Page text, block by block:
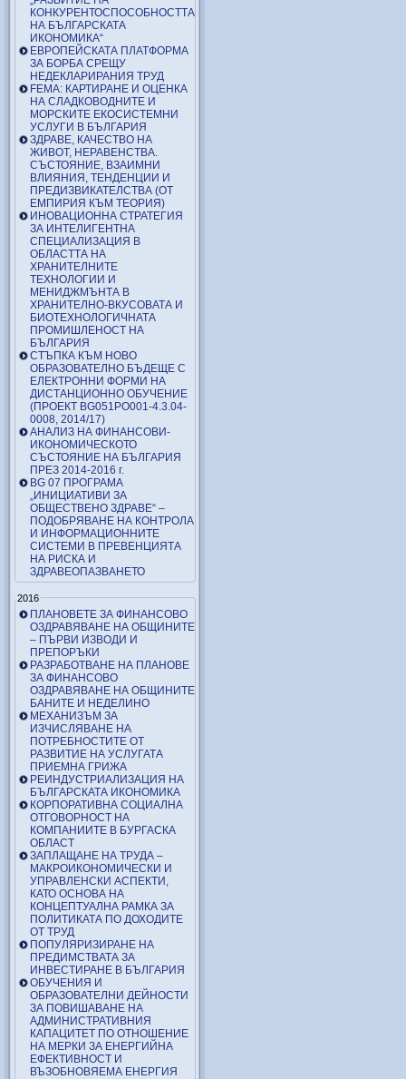
КОНКУРЕНТОСПОСОБНОСТТА
НА БЪЛГАРСКАТА
ИКОНОМИКА“
ЕВРОПЕЙСКАТА ПЛАТФОРМА
ЗА БОРБА СРЕЩУ
НЕДЕКЛАРИРАНИЯ ТРУД
FEMA: КАРТИРАНЕ И ОЦЕНКА
НА СЛАДКОВОДНИТЕ И
МОРСКИТЕ ЕКОСИСТЕМНИ
УСЛУГИ В БЪЛГАРИЯ
ЗДРАВЕ, КАЧЕСТВО НА
ЖИВОТ, НЕРАВЕНСТВА.
СЪСТОЯНИЕ, ВЗАИМНИ
ВЛИЯНИЯ, ТЕНДЕНЦИИ И
ПРЕДИЗВИКАТЕЛСТВА (ОТ
ЕМПИРИЯ КЪМ ТЕОРИЯ)
ИНОВАЦИОННА СТРАТЕГИЯ
ЗА ИНТЕЛИГЕНТНА
СПЕЦИАЛИЗАЦИЯ В
ОБЛАСТТА НА
ХРАНИТЕЛНИТЕ
ТЕХНОЛОГИИ И
МЕНИДЖМЪНТА В
ХРАНИТЕЛНО-ВКУСОВАТА И
БИОТЕХНОЛОГИЧНАТА
ПРОМИШЛЕНОСТ НА
БЪЛГАРИЯ
СТЪПКА КЪМ НОВО
ОБРАЗОВАТЕЛНО БЪДЕЩЕ С
ЕЛЕКТРОННИ ФОРМИ НА
ДИСТАНЦИОННО ОБУЧЕНИЕ
(ПРОЕКТ BG051PO001-4.3.04-
0008, 2014/17)
АНАЛИЗ НА ФИНАНСОВИ-
ИКОНОМИЧЕСКОТО
СЪСТОЯНИЕ НА БЪЛГАРИЯ
ПРЕЗ 2014-2016 г.
BG 07 ПРОГРАМА
„ИНИЦИАТИВИ ЗА
ОБЩЕСТВЕНО ЗДРАВЕ“ –
ПОДОБРЯВАНЕ НА КОНТРОЛА
И ИНФОРМАЦИОННИТЕ
СИСТЕМИ В ПРЕВЕНЦИЯТА
НА РИСКА И
ЗДРАВЕОПАЗВАНЕТО
2016
ПЛАНОВЕТЕ ЗА ФИНАНСОВО
ОЗДРАВЯВАНЕ НА ОБЩИНИТЕ
– ПЪРВИ ИЗВОДИ И
ПРЕПОРЪКИ
РАЗРАБОТВАНЕ НА ПЛАНОВЕ
ЗА ФИНАНСОВО
ОЗДРАВЯВАНЕ НА ОБЩИНИТЕ
БАНИТЕ И НЕДЕЛИНО
МЕХАНИЗЪМ ЗА
ИЗЧИСЛЯВАНЕ НА
ПОТРЕБНОСТИТЕ ОТ
РАЗВИТИЕ НА УСЛУГАТА
ПРИЕМНА ГРИЖА
РЕИНДУСТРИАЛИЗАЦИЯ НА
БЪЛГАРСКАТА ИКОНОМИКА
КОРПОРАТИВНА СОЦИАЛНА
ОТГОВОРНОСТ НА
КОМПАНИИТЕ В БУРГАСКА
ОБЛАСТ
ЗАПЛАЩАНЕ НА ТРУДА –
МАКРОИКОНОМИЧЕСКИ И
УПРАВЛЕНСКИ АСПЕКТИ,
КАТО ОСНОВА НА
КОНЦЕПТУАЛНА РАМКА ЗА
ПОЛИТИКАТА ПО ДОХОДИТЕ
ОТ ТРУД
ПОПУЛЯРИЗИРАНЕ НА
ПРЕДИМСТВАТА ЗА
ИНВЕСТИРАНЕ В БЪЛГАРИЯ
ОБУЧЕНИЯ И
ОБРАЗОВАТЕЛНИ ДЕЙНОСТИ
ЗА ПОВИШАВАНЕ НА
АДМИНИСТРАТИВНИЯ
КАПАЦИТЕТ ПО ОТНОШЕНИЕ
НА МЕРКИ ЗА ЕНЕРГИЙНА
ЕФЕКТИВНОСТ И
ВЪЗОБНОВЯЕМА ЕНЕРГИЯ